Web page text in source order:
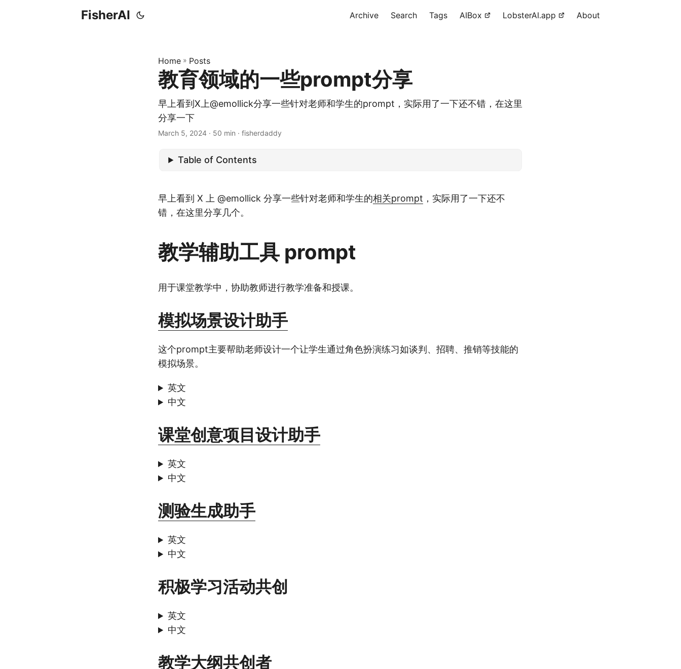
FisherAI Archive Search Tags AIBox LobsterAI.app About
Home » Posts
教育领域的一些prompt分享
早上看到X上@emollick分享一些针对老师和学生的prompt，实际用了一下还不错，在这里
分享一下
March 5, 2024 · 50 min · fisherdaddy
Table of Contents
早上看到 X 上 @emollick 分享一些针对老师和学生的相关prompt ，实际用了一下还不
错，在这里分享几个。
教学辅助工具 prompt
用于课堂教学中，协助教师进行教学准备和授课。
模拟场景设计助手
这个prompt主要帮助老师设计一个让学生通过角色扮演练习如谈判、招聘、推销等技能的
模拟场景。
英文
中文
课堂创意项目设计助手
英文
中文
测验生成助手
英文
中文
积极学习活动共创
英文
中文
教学大纲共创者